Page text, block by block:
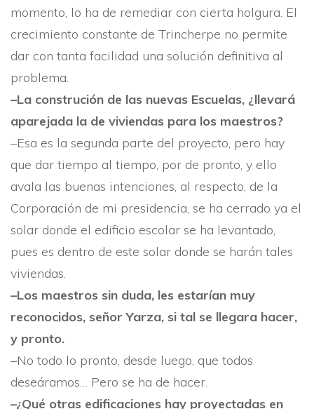
momento, lo ha de remediar con cierta holgura. El
crecimiento constante de Trincherpe no permite
dar con tanta facilidad una solución definitiva al
problema.
–La construción de las nuevas Escuelas, ¿llevará
aparejada la de viviendas para los maestros?
–Esa es la segunda parte del proyecto, pero hay
que dar tiempo al tiempo, por de pronto, y ello
avala las buenas intenciones, al respecto, de la
Corporación de mi presidencia, se ha cerrado ya el
solar donde el edificio escolar se ha levantado,
pues es dentro de este solar donde se harán tales
viviendas.
–Los maestros sin duda, les es­tarí­an muy
reconocidos, señor Yar­za, si tal se llegara hacer,
y pronto.
–No todo lo pronto, desde lue­go, que todos
deseáramos… Pero se ha de hacer.
–¿Qué otras edificaciones hay proyectadas en